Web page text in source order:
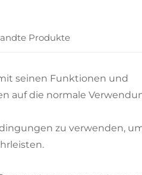
Produkte
seinen Funktionen und
auf die normale
zu verwenden,